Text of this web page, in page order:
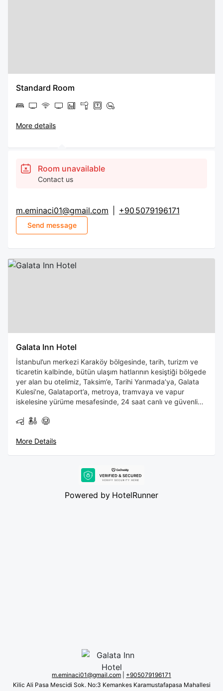
Standard Room
More details
Room unavailable
Contact us
Send message
m.eminaci01@gmail.com +90 5079196171
Galata Inn Hotel
İstanbul’un merkezi Karaköy bölgesinde, tarih, turizm ve
ticaretin kalbinde, bütün ulaşım hatlarının kesiştiği bölgede
yer alan bu otelimiz, Taksim’e, Tarihi Yarımada’ya, Galata
Kulesi’ne, Galataport’a, metroya, tramvaya ve vapur
iskelesine yürüme mesafesinde, 24 saat canlı ve güvenli
olanaklarla donatılmış. İstanbul'un tarihi ve kültürel
noktası!
More Details
Powered by HotelRunner
m.eminaci01@gmail.com
+90 5079196171
Kilic Ali Pasa Mescidi Sok. No:3 Kemankes Karamustafapasa Mahallesi